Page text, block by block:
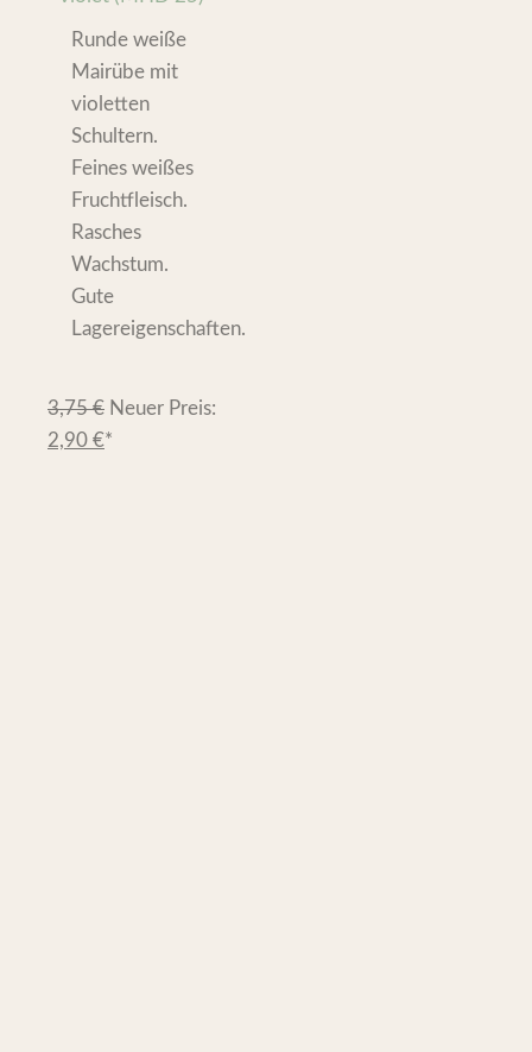
Runde weiße
Mairübe mit
violetten
Schultern.
Feines weißes
Fruchtfleisch.
Rasches
Wachstum.
Gute
Lagereigenschaften.
3,75€ Neuer Preis:
2,90 €*